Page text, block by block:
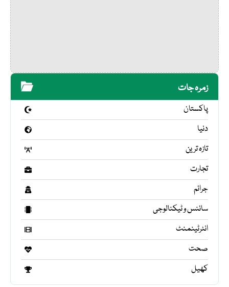
زمرہ جات
پاکستان
دنیا
تازہ ترین
تجارت
جرائم
سائنس و ٹیکنالوجی
انٹرٹینمنٹ
صحت
کھیل